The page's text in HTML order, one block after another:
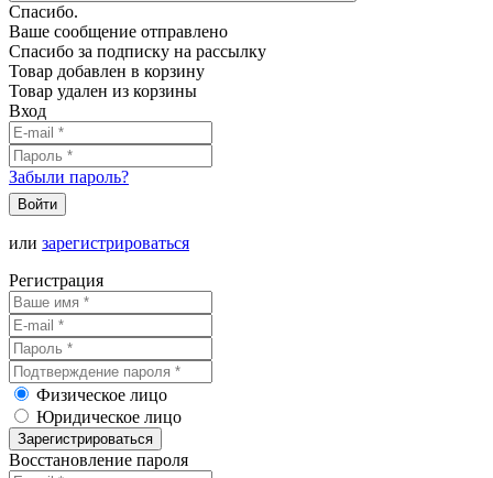
Спасибо.
Ваше сообщение отправлено
Спасибо за подписку на рассылку
Товар добавлен в корзину
Товар удален из корзины
Вход
Забыли пароль?
Войти
или зарегистрироваться
Регистрация
Физическое лицо
Юридическое лицо
Зарегистрироваться
Восстановление пароля